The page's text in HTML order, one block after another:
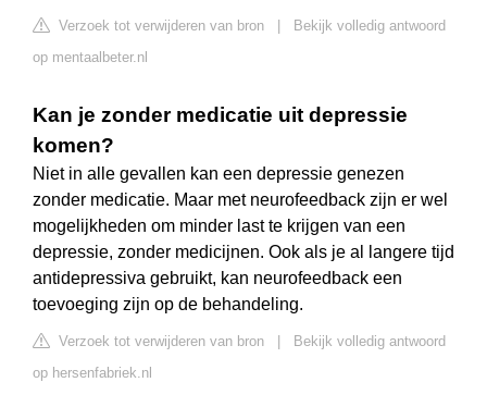
Verzoek tot verwijderen van bron
Bekijk volledig antwoord
op mentaalbeter.nl
Kan je zonder medicatie uit depressie
komen?
Niet in alle gevallen kan een depressie genezen
zonder medicatie. Maar met neurofeedback zijn er wel
mogelijkheden om minder last te krijgen van een
depressie, zonder medicijnen. Ook als je al langere tijd
antidepressiva gebruikt, kan neurofeedback een
toevoeging zijn op de behandeling.
Verzoek tot verwijderen van bron
Bekijk volledig antwoord
op hersenfabriek.nl